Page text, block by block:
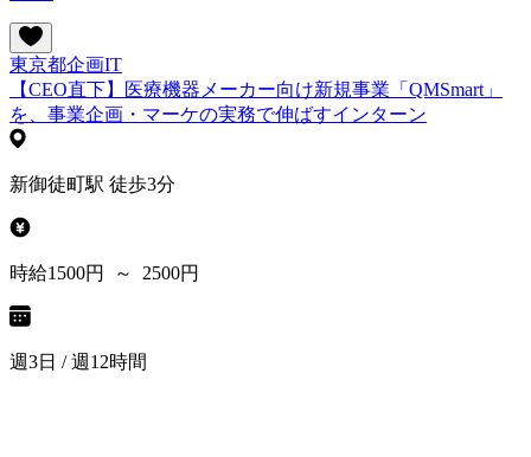
東京都企画IT
【CEO直下】医療機器メーカー向け新規事業「QMSmart」
を、事業企画・マーケの実務で伸ばすインターン
新御徒町駅 徒歩3分
時給1500円 ～ 2500円
週3日 / 週12時間